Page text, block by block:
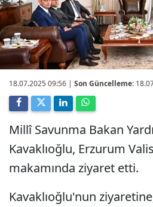
18.07.2025 09:56 | Son Güncelleme:
Millî Savunma Bakan
Kavaklıoğlu, Erzurum
makamında ziyaret etti.
Kavaklıoğlu'nun